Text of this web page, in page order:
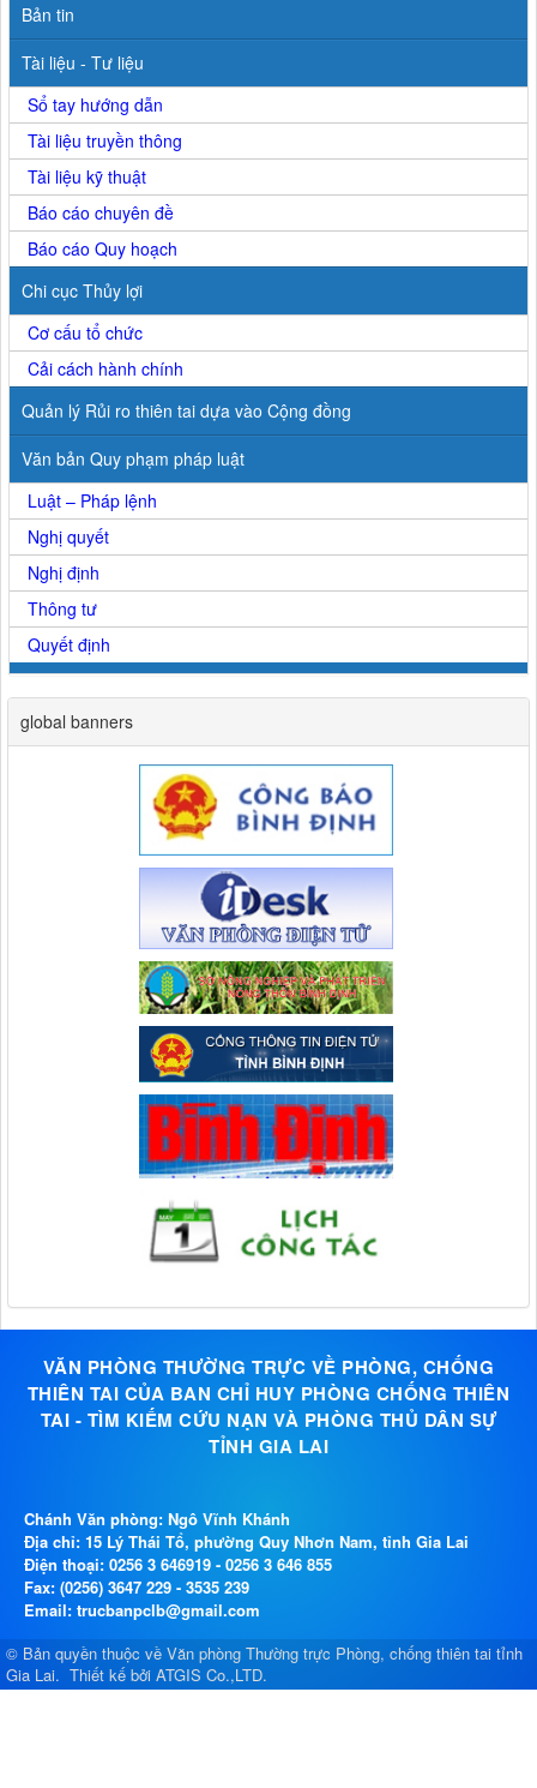
Bản tin
Tài liệu - Tư liệu
Sổ tay hướng dẫn
Tài liệu truyền thông
Tài liệu kỹ thuật
Báo cáo chuyên đề
Báo cáo Quy hoạch
Chi cục Thủy lợi
Cơ cấu tổ chức
Cải cách hành chính
Quản lý Rủi ro thiên tai dựa vào Cộng đồng
Văn bản Quy phạm pháp luật
Luật – Pháp lệnh
Nghị quyết
Nghị định
Thông tư
Quyết định
global banners
VĂN PHÒNG THƯỜNG TRỰC VỀ PHÒNG, CHỐNG
THIÊN TAI CỦA BAN CHỈ HUY PHÒNG CHỐNG THIÊN
TAI - TÌM KIẾM CỨU NẠN VÀ PHÒNG THỦ DÂN SỰ
TỈNH GIA LAI
Chánh Văn phòng: Ngô Vĩnh Khánh
Địa chỉ: 15 Lý Thái Tổ, phường Quy Nhơn Nam, tỉnh Gia Lai
Điện thoại: 0256 3 646919 - 0256 3 646 855
Fax: (0256) 3647 229 - 3535 239
Email: trucbanpclb@gmail.com
© Bản quyền thuộc về Văn phòng Thường trực Phòng, chống thiên tai tỉnh
Gia Lai. Thiết kế bởi ATGIS Co.,LTD.